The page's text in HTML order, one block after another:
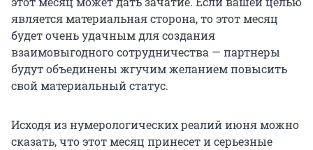
является материальная сторона, то этот месяц
будет очень удачным для создания
взаимовыгодного сотрудничества — партнеры
будут объединены жгучим желанием повысить
свой материальный статус.
Исходя из нумерологических реалий июня можно
сказать, что этот месяц принесет и серьезные